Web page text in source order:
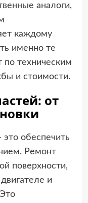
аналоги,
каждому
именно те
техническим
и стоимости.
от
обеспечить
Ремонт
поверхности,
и